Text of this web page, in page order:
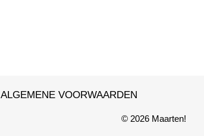
ALGEMENE VOORWAARDEN
© 2026 Maarten!